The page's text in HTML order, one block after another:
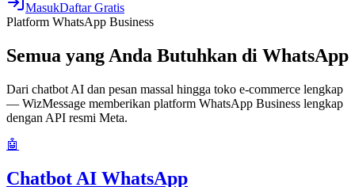
MasukDaftar Gratis
Platform WhatsApp Business
Semua yang Anda Butuhkan di WhatsApp
Dari chatbot AI dan pesan massal hingga toko e-commerce lengkap
— WizMessage memberikan platform WhatsApp Business lengkap
dengan API resmi Meta.
🤖
Chatbot AI WhatsApp